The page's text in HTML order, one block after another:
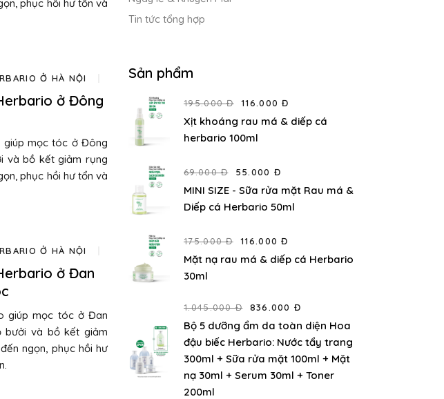
phục hồi hư tổn và
Ở HÀ NỘI
ở Đông
giúp mọc tóc ở Đông
và bồ kết giảm rụng
phục hồi hư tổn và
Ở HÀ NỘI
ở Đan
giúp mọc tóc ở Đan
bưởi và bồ kết giảm
ngọn, phục hồi hư
Tin tức tổng hợp
Sản phẩm
195.000 Đ 116.000 Đ
Xịt khoáng rau má & diếp cá
herbario 100ml
69.000 Đ 55.000 Đ
MINI SIZE - Sữa rửa mặt Rau má &
Diếp cá Herbario 50ml
175.000 Đ 116.000 Đ
Mặt nạ rau má & diếp cá Herbario
30ml
1.045.000 Đ 836.000 Đ
Bộ 5 dưỡng ẩm da toàn diện Hoa
đậu biếc Herbario: Nước tẩy trang
300ml + Sữa rửa mặt 100ml + Mặt
nạ 30ml + Serum 30ml + Toner
200ml